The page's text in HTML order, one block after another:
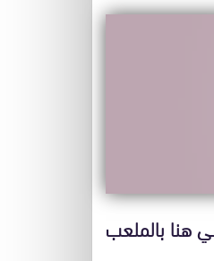
هنا بالملعب